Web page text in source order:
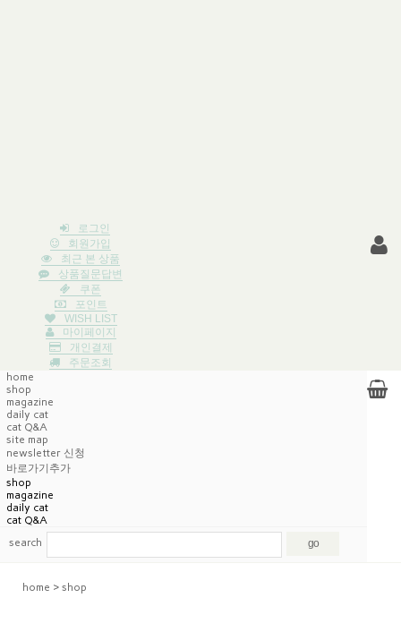
로그인
회원가입
최근 본 상품
상품질문답변
쿠폰
포인트
WISH LIST
마이페이지
개인결제
주문조회
home
shop
magazine
daily cat
cat Q&A
site map
newsletter 신청
바로가기추가
shop
magazine
daily cat
cat Q&A
search
home > shop